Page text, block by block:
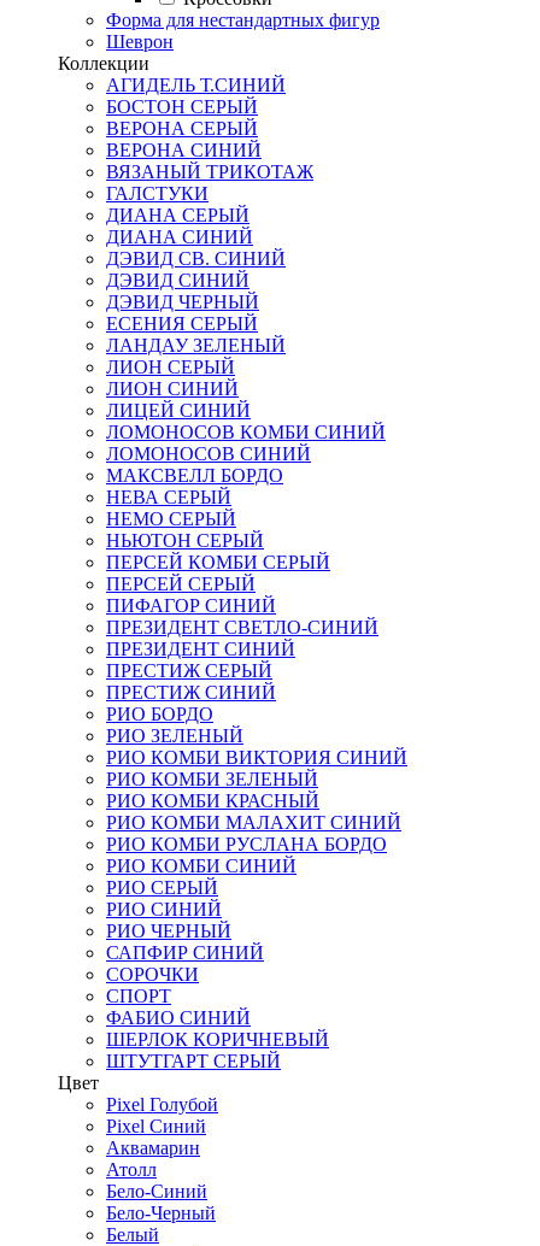
Форма для нестандартных фигур
Шеврон
Коллекции
АГИДЕЛЬ Т.СИНИЙ
БОСТОН СЕРЫЙ
ВЕРОНА СЕРЫЙ
ВЕРОНА СИНИЙ
ВЯЗАНЫЙ ТРИКОТАЖ
ГАЛСТУКИ
ДИАНА СЕРЫЙ
ДИАНА СИНИЙ
ДЭВИД СВ. СИНИЙ
ДЭВИД СИНИЙ
ДЭВИД ЧЕРНЫЙ
ЕСЕНИЯ СЕРЫЙ
ЛАНДАУ ЗЕЛЕНЫЙ
ЛИОН СЕРЫЙ
ЛИОН СИНИЙ
ЛИЦЕЙ СИНИЙ
ЛОМОНОСОВ КОМБИ СИНИЙ
ЛОМОНОСОВ СИНИЙ
МАКСВЕЛЛ БОРДО
НЕВА СЕРЫЙ
НЕМО СЕРЫЙ
НЬЮТОН СЕРЫЙ
ПЕРСЕЙ КОМБИ СЕРЫЙ
ПЕРСЕЙ СЕРЫЙ
ПИФАГОР СИНИЙ
ПРЕЗИДЕНТ СВЕТЛО-СИНИЙ
ПРЕЗИДЕНТ СИНИЙ
ПРЕСТИЖ СЕРЫЙ
ПРЕСТИЖ СИНИЙ
РИО БОРДО
РИО ЗЕЛЕНЫЙ
РИО КОМБИ ВИКТОРИЯ СИНИЙ
РИО КОМБИ ЗЕЛЕНЫЙ
РИО КОМБИ КРАСНЫЙ
РИО КОМБИ МАЛАХИТ СИНИЙ
РИО КОМБИ РУСЛАНА БОРДО
РИО КОМБИ СИНИЙ
РИО СЕРЫЙ
РИО СИНИЙ
РИО ЧЕРНЫЙ
САПФИР СИНИЙ
СОРОЧКИ
СПОРТ
ФАБИО СИНИЙ
ШЕРЛОК КОРИЧНЕВЫЙ
ШТУТГАРТ СЕРЫЙ
Цвет
Pixel Голубой
Pixel Синий
Аквамарин
Атолл
Бело-Синий
Бело-Черный
Белый